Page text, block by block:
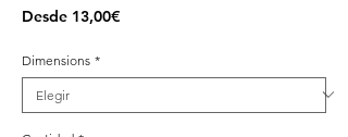
Desde 13,00€
Dimensions *